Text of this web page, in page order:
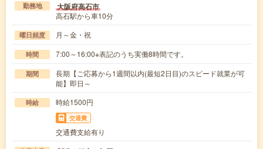
勤務地 大阪府高石市
高石駅から車10分
曜日頻度 月～金・祝
時間 7:00～16:00※表記のうち実働8時間です。
期間
長期【ご応募から1週間以内(最短2日目)のスピード就業が可
能】即日～
時給 時給1500円
交通費
交通費支給有り